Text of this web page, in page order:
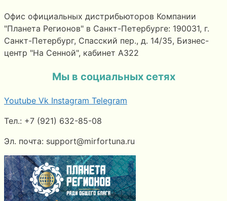
Офис официальных дистрибьюторов Компании
"Планета Регионов" в Санкт-Петербурге: 190031, г.
Санкт-Петербург, Спасский пер., д. 14/35, Бизнес-
центр "На Сенной", кабинет А322
Мы в социальных сетях
Youtube Vk Instagram Telegram
Тел.: +7 (921) 632-85-08
Эл. почта: support@mirfortuna.ru